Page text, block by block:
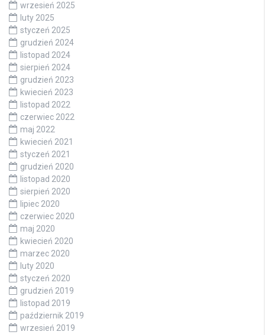
wrzesień 2025
luty 2025
styczeń 2025
grudzień 2024
listopad 2024
sierpień 2024
grudzień 2023
kwiecień 2023
listopad 2022
czerwiec 2022
maj 2022
kwiecień 2021
styczeń 2021
grudzień 2020
listopad 2020
sierpień 2020
lipiec 2020
czerwiec 2020
maj 2020
kwiecień 2020
marzec 2020
luty 2020
styczeń 2020
grudzień 2019
listopad 2019
październik 2019
wrzesień 2019